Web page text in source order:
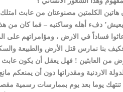
الكلمتين مصنوعتان من عابث
دفء أهله وساكنيه – فما كان من
فساداً في الارض ، ومؤامراتهم على
نمارس قتل الأرض والطبيعة
من العابثين ! فهل يعقل أن يكون
الاردنية ومقدراتها دون أن يمنعكم